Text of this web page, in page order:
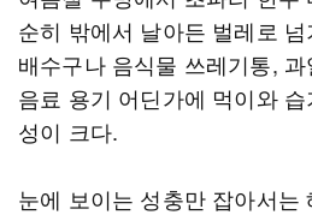
순히 밖에서 날아든 벌레로
배수구나 음식물 쓰레기통,
음료 용기 어딘가에 먹이와
성이 크다.
눈에 보이는 성충만 잡아서는